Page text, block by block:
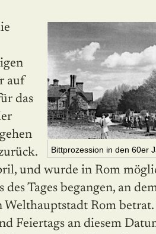
Bittprozession in den 60er
auf
das
und wurde in Rom
Tages begangen, an
Rom betrat.
Feiertags an diesem